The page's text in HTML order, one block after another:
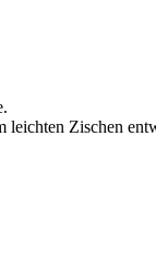
Zischen